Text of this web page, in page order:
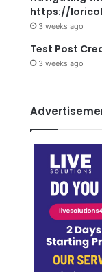
https://
3 weeks ago
Test Post
3 weeks ago